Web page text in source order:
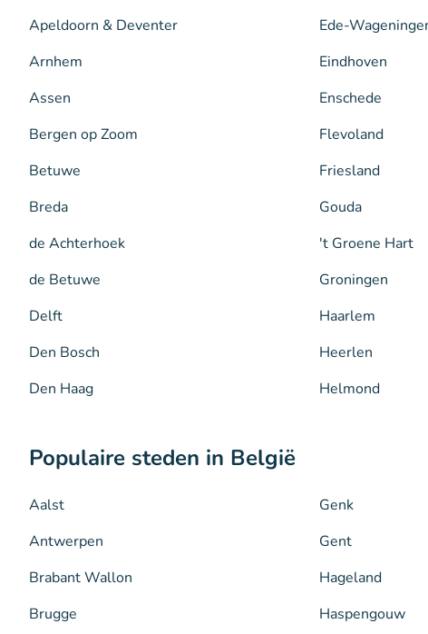
Apeldoorn & Deventer
Arnhem
Assen
Bergen op Zoom
Betuwe
Breda
de Achterhoek
de Betuwe
Delft
Den Bosch
Den Haag
Ede-
Eindhoven
Enschede
Flevoland
Friesland
Gouda
't Groene Hart
Groningen
Haarlem
Heerlen
Helmond
Populaire steden in België
Aalst
Antwerpen
Brabant Wallon
Brugge
Genk
Gent
Hageland
Haspengouw